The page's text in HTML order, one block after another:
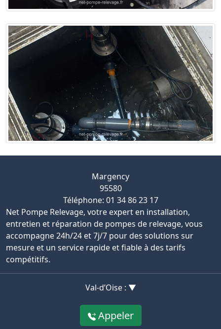
Margency
95580
Téléphone: 01 34 86 23 17
Net Pompe Relevage, votre expert en installation,
entretien et réparation de pompes de relevage, vous
accompagne 24h/24 et 7j/7 pour des solutions sur
mesure et un service rapide et fiable à des tarifs
compétitifs.
Val-d’Oise : ▼
Appeler